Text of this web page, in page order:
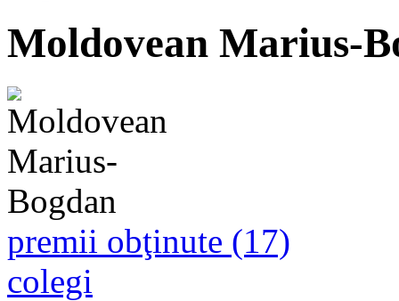
Moldovean Marius-
premii obţinute (17)
colegi